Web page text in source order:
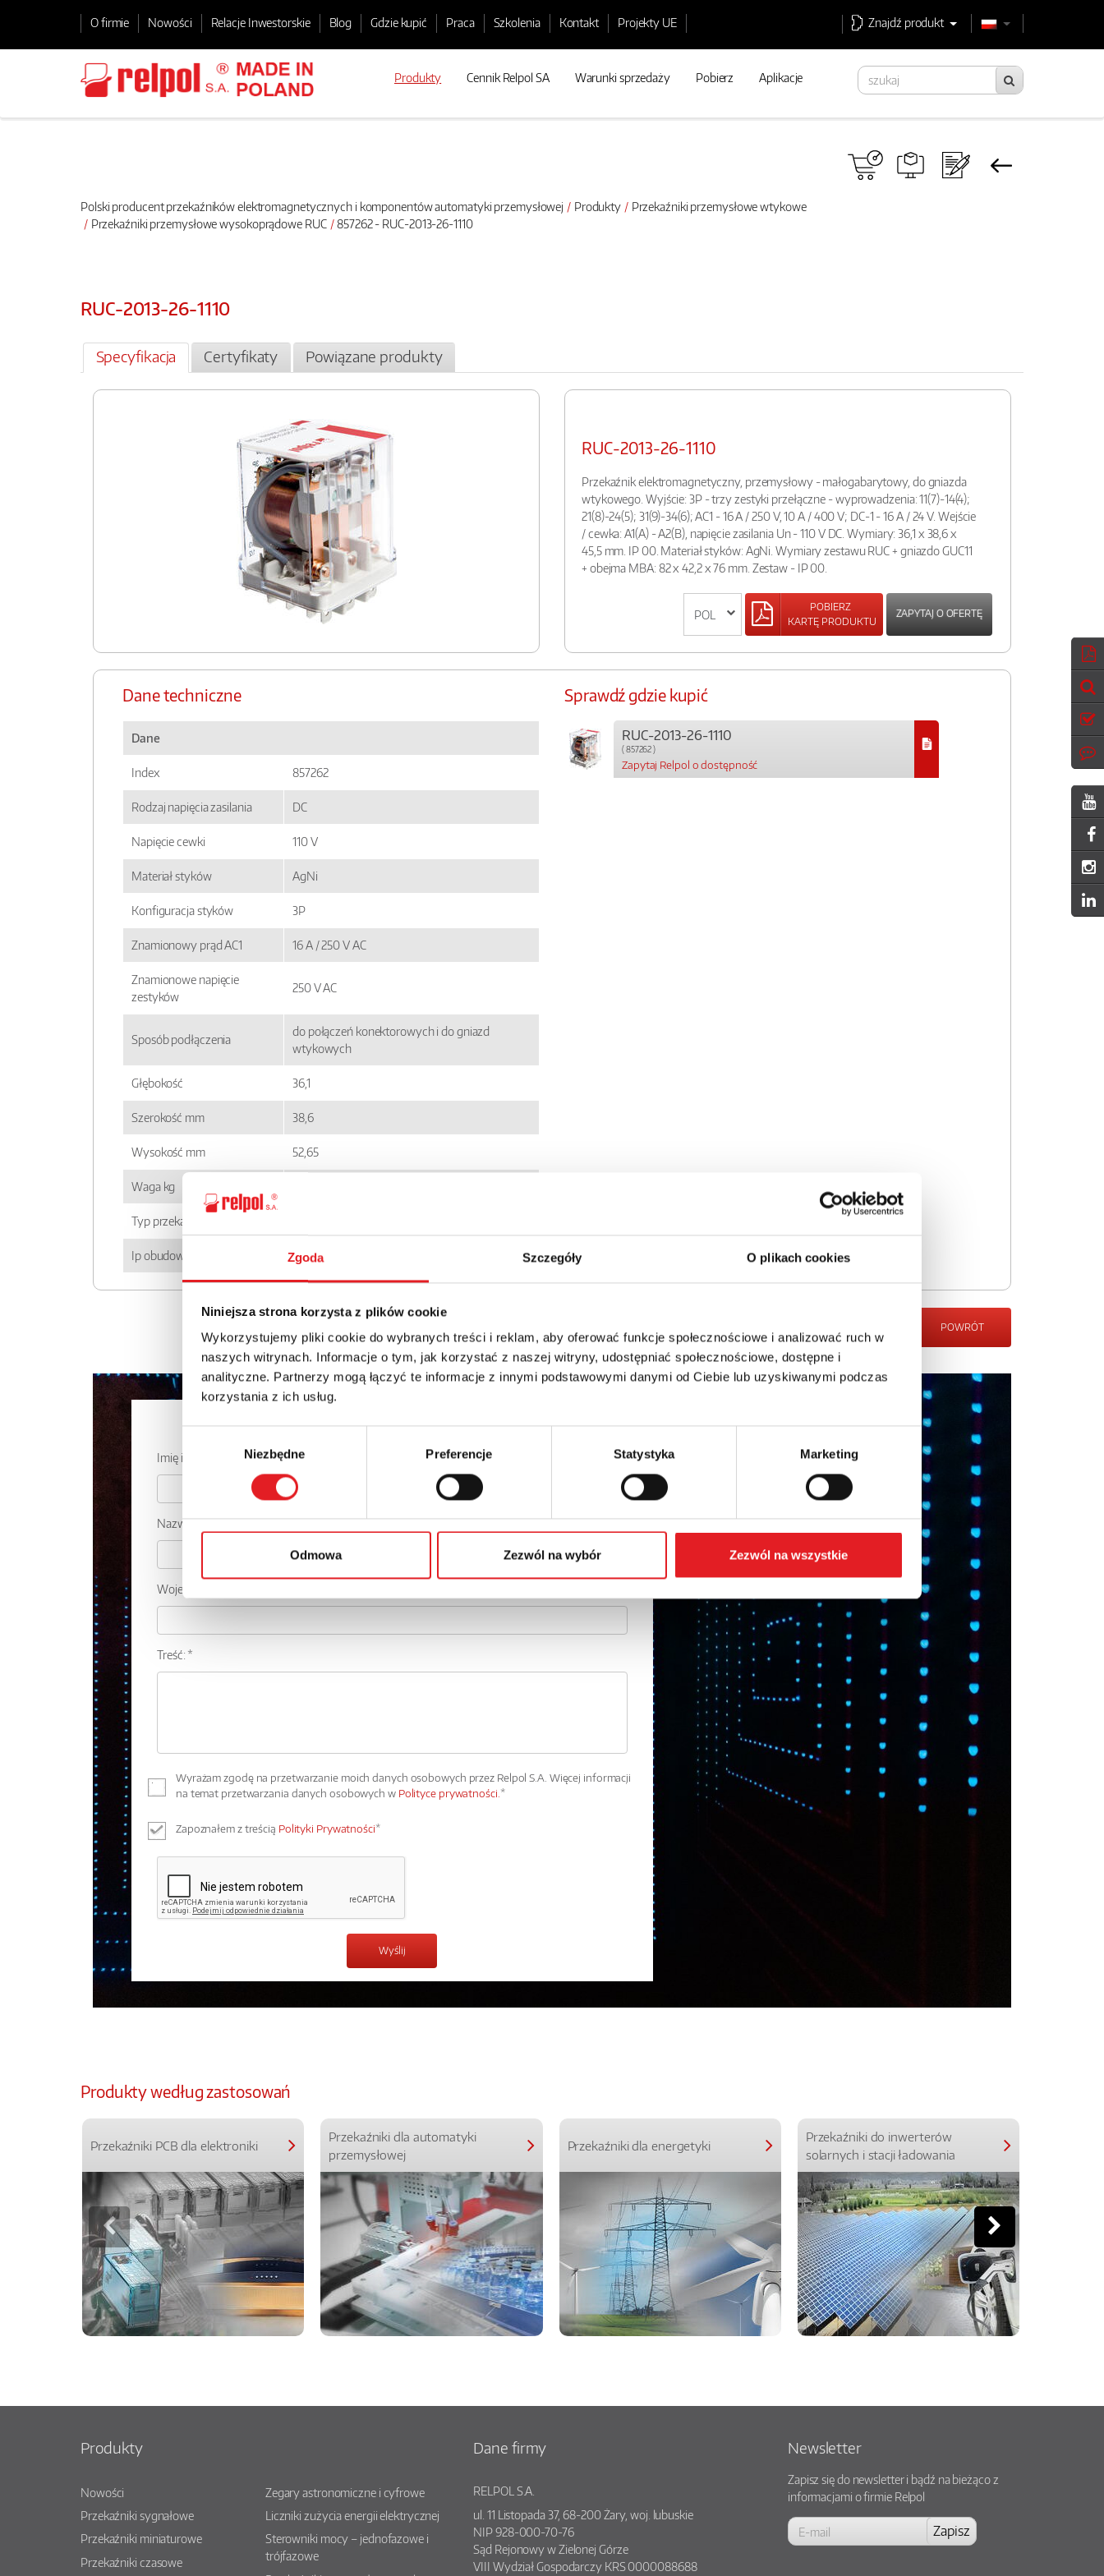
Zgoda Szczegóły O plikach cookies
Niniejsza strona korzysta z plików cookie
Wykorzystujemy pliki cookie do wybranych treści i reklam, aby oferować funkcje społecznościowe i analizować ruch w
naszych witrynach. Informacje o tym, jak korzystać z naszej witryny, udostępniać społecznościowe, dostępne i
analityczne. Partnerzy mogą łączyć te informacje z innymi podstawowymi danymi od Ciebie lub uzyskiwanymi podczas
korzystania z ich usług.
zgody
Niezbędne Preferencje Statystyka Marketing
Odmowa Zezwól na wybór Zezwól na wszystkie
O firmie Nowości Relacje Inwestorskie Blog Gdzie kupić Praca Szkolenia Kontakt Projekty UE Znajdź produkt
Produkty Cennik Relpol SA Warunki sprzedaży Pobierz Aplikacje
Polski producent przekaźników elektromagnetycznych i komponentów automatyki przemysłowej Produkty
Przekaźniki przemysłowe wtykowe
Przekaźniki przemysłowe wysokoprądowe RUC
857262 - RUC-2013-26-1110
RUC-2013-26-1110
Specyfikacja Certyfikaty Powiązane produkty
RUC-2013-26-1110
Przekaźnik elektromagnetyczny, przemysłowy - małogabarytowy, do gniazda
wtykowego. Wyjście: 3P - trzy zestyki przełączne - wyprowadzenia: 11(7)-14(4);
21(8)-24(5); 31(9)-34(6); AC1 - 16 A / 250 V, 10 A / 400 V; DC-1 - 16 A / 24 V. Wejście
/ cewka: A1(A) - A2(B), napięcie zasilania Un - 110 V DC. Wymiary: 36,1 x 38,6 x
45,5 mm. IP 00. Materiał styków: AgNi. Wymiary zestawu RUC + gniazdo GUC11
+ obejma MBA: 82 x 42,2 x 76 mm. Zestaw - IP 00.
POBIERZ
KARTĘ PRODUKTU
ZAPYTAJ O OFERTĘ
Dane techniczne
Dane
Index 857262
Rodzaj napięcia zasilania DC
Napięcie cewki 110 V
Materiał styków AgNi
Konfiguracja styków 3P
Znamionowy prąd AC1 16 A / 250 V AC
Znamionowe napięcie
zestyków
250 V AC
Sposób podłączenia
do połączeń konektorowych i do gniazd
wtykowych
Głębokość 36,1
Szerokość mm 38,6
Wysokość mm 52,65
Waga kg
Typ przekaźnika
Ip obudowy IP 00
Sprawdź gdzie kupić
RUC-2013-26-1110
( 857262 )
Zapytaj Relpol o dostępność
POWRÓT
Zapytaj o szczegóły oferty
Imię i nazwisko: * Adres e-mail: *
Nazwa firmy: Numer telefonu:
Województwo:
Treść: *
Wyrażam zgodę na przetwarzanie moich danych osobowych przez Relpol S.A. Więcej informacji
na temat przetwarzania danych osobowych w Polityce prywatności.*
Zapoznałem z treścią Polityki Prywatności*
Produkty według zastosowań
Przekaźniki PCB dla elektroniki
Przekaźniki dla automatyki
przemysłowej
Przekaźniki dla energetyki
Przekaźniki do inwerterów
solarnych i stacji ładowania
Produkty
Nowości
Przekaźniki sygnałowe
Przekaźniki miniaturowe
Przekaźniki czasowe
Zegary astronomiczne i cyfrowe
Liczniki zużycia energii elektrycznej
Sterowniki mocy – jednofazowe i
trójfazowe
Dane firmy
RELPOL S.A.
ul. 11 Listopada 37,68-200Żary, woj. lubuskie
NIP 928-000-70-76
Sąd Rejonowy w Zielonej Górze
VIII Wydział Gospodarczy KRS 0000088688
Newsletter
Zapisz się do newsletter i bądź na bieżąco z
informacjami o firmie Relpol